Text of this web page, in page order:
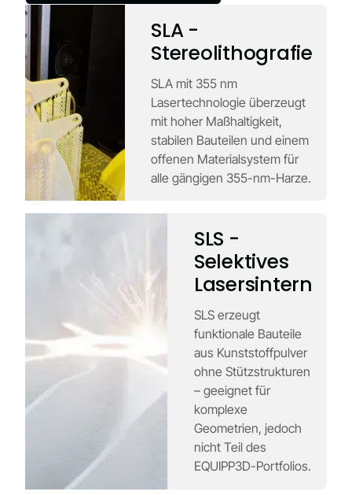
SLA -
Stereolithografie
SLA mit 355 nm
Lasertechnologie überzeugt
mit hoher Maßhaltigkeit,
stabilen Bauteilen und einem
offenen Materialsystem für
alle gängigen 355-nm-Harze.
SLS -
Selektives
Lasersintern
SLS erzeugt
funktionale Bauteile
aus Kunststoffpulver
ohne Stützstrukturen
– geeignet für
komplexe
Geometrien, jedoch
nicht Teil des
EQUIPP3D-Portfolios.